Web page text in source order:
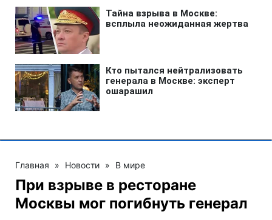
Главная » Новости » В мире
При взрыве в ресторане
Москвы мог погибнуть генерал